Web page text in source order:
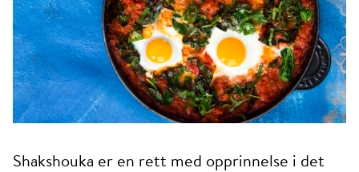
Shakshouka er en rett med opprinnelse i det